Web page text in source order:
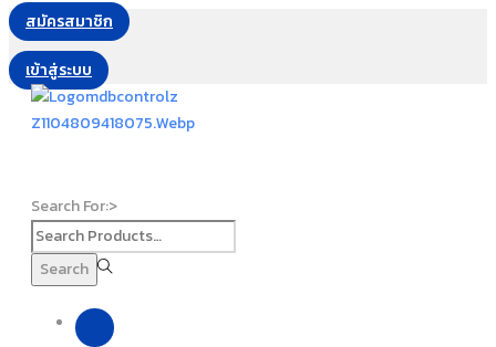
สมัครสมาชิก
เข้าสู่ระบบ
Search For:>
Search